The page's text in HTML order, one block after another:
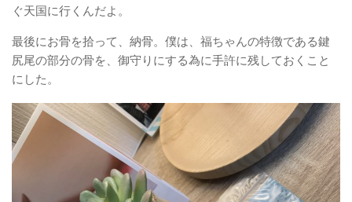
ぐ天国に行くんだよ。
最後にお骨を拾って、納骨。僕は、福ちゃんの特徴である鍵
尻尾の部分の骨を、御守りにする為に手許に残しておくこと
にした。